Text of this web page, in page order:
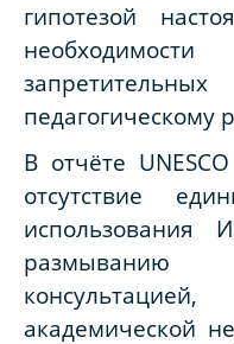
гипотезой
В отчёте
отсутствие
академической